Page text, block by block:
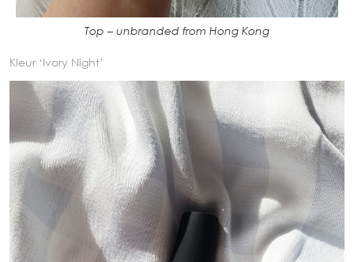
Top – unbranded from Hong Kong
Kleur ‘Ivory Night’